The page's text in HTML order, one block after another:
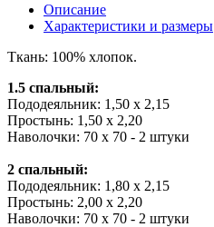
Описание
Характеристики и размеры
Ткань: 100% хлопок.
1.5 спальный:
Пододеяльник: 1,50 х 2,15
Простынь: 1,50 х 2,20
Наволочки: 70 х 70 - 2 штуки
2 спальный:
Пододеяльник: 1,80 х 2,15
Простынь: 2,00 х 2,20
Наволочки: 70 х 70 - 2 штуки